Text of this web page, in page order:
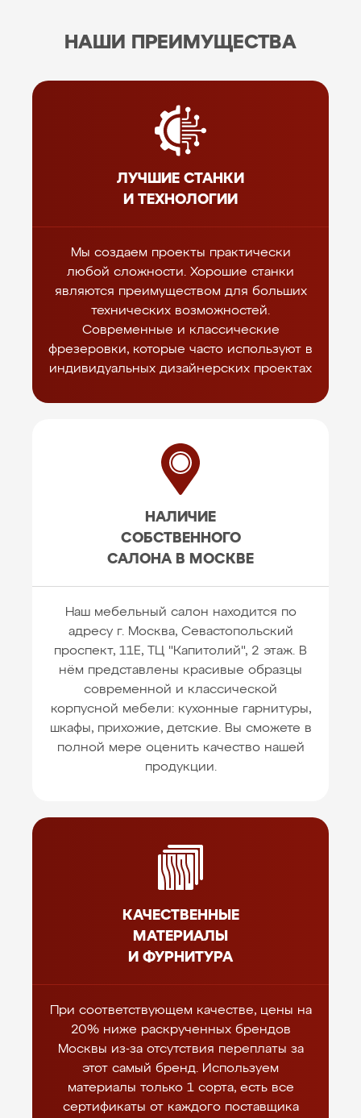
НАШИ ПРЕИМУЩЕСТВА
ЛУЧШИЕ СТАНКИ
И ТЕХНОЛОГИИ
Мы создаем проекты практически
любой сложности. Хорошие станки
являются преимуществом для больших
технических возможностей.
Современные и классические
фрезеровки, которые часто используют в
индивидуальных дизайнерских проектах
НАЛИЧИЕ
СОБСТВЕННОГО
САЛОНА В МОСКВЕ
Наш мебельный салон находится по
адресу г. Москва, Севастопольский
проспект, 11Е, ТЦ "Капитолий", 2 этаж. В
нём представлены красивые образцы
современной и классической
корпусной мебели: кухонные гарнитуры,
шкафы, прихожие, детские. Вы сможете в
полной мере оценить качество нашей
продукции.
КАЧЕСТВЕННЫЕ
МАТЕРИАЛЫ
И ФУРНИТУРА
При соответствующем качестве, цены на
20% ниже раскрученных брендов
Москвы из-за отсутствия переплаты за
этот самый бренд. Используем
материалы только 1 сорта, есть все
сертификаты от каждого поставщика